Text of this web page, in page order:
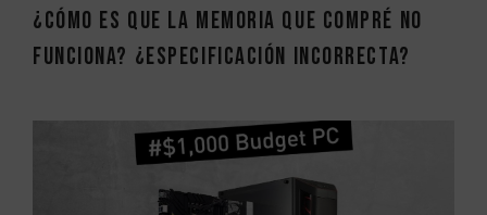
¿Cómo es que la memoria que compré no
funciona? ¿Especificación incorrecta?